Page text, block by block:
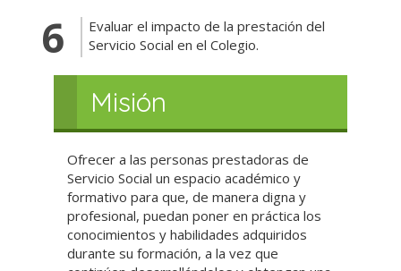
Evaluar el impacto de la prestación del
Servicio Social en el Colegio.
Misión
Ofrecer a las personas prestadoras de
Servicio Social un espacio académico y
formativo para que, de manera digna y
profesional, puedan poner en práctica los
conocimientos y habilidades adquiridos
durante su formación, a la vez que